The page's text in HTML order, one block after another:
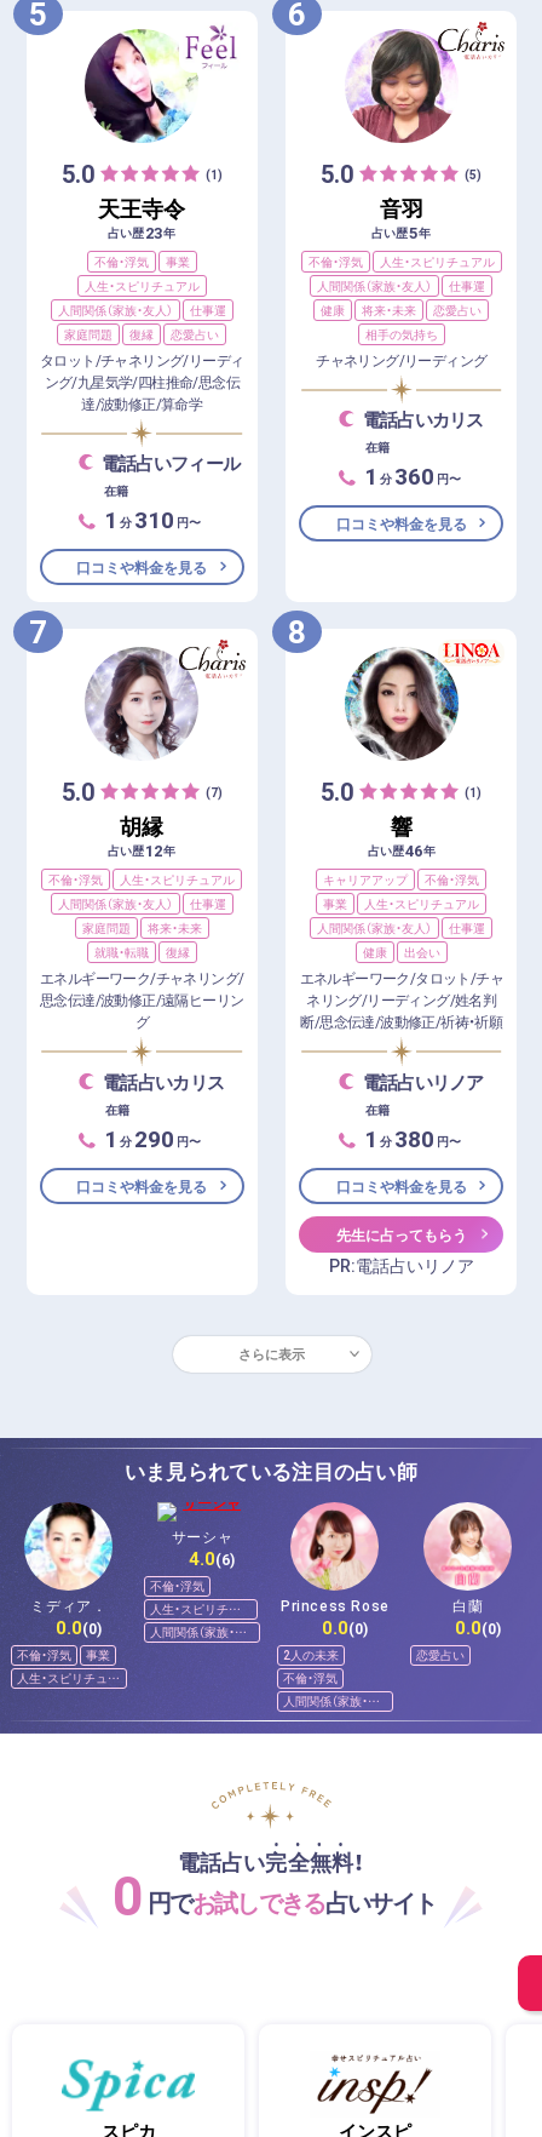
5
5.0 (1)
天王寺令
占い歴23年
不倫・浮気
事業
人生・スピリチュアル
人間関係（家族・友人）
仕事運
家庭問題
復縁 恋愛占い
タロット/チャネリング/リーディ
ング/九星気学/四柱推命/思念伝
達/波動修正/算命学
電話占いフィール
在籍
1 分 310 円〜
口コミや料金を見る
6
5.0 (5)
音羽
占い歴5年
不倫・浮気
人生・スピリチュアル
人間関係（家族・友人）
仕事運
健康
将来・未来
恋愛占い
相手の気持ち
チャネリング/リーディング
電話占いカリス
在籍
1 分 360 円〜
口コミや料金を見る
7
5.0 (7)
胡縁
占い歴12年
不倫・浮気
人生・スピリチュアル
人間関係（家族・友人）
仕事運
家庭問題
将来・未来
就職・転職
復縁
エネルギーワーク/チャネリング/
思念伝達/波動修正/遠隔ヒーリン
グ
電話占いカリス
在籍
1 分 290 円〜
口コミや料金を見る
8
5.0 (1)
響
占い歴46年
キャリアアップ
不倫・浮気
事業
人生・スピリチュアル
人間関係（家族・友人）
仕事運
健康
出会い
エネルギーワーク/タロット/チャ
ネリング/リーディング/姓名判
断/思念伝達/波動修正/祈祷・祈願
電話占いリノア
在籍
1 分 380 円〜
口コミや料金を見る
先生に占ってもらう
PR:電話占いリノア
さらに表示
いま見られている注目の占い師
ミディア．
0.0(0)
不倫・浮気
事業
人生・スピリチュア
ル
サーシャ
4.0(6)
不倫・浮気
人生・スピリチュ
アル
人間関係（家族・友
人）
Princess Rose
0.0(0)
2人の未来
不倫・浮気
人間関係（家族・友
人）
白蘭
0.0(0)
恋愛占い
電話占い完全無料！
0 円でお試しできる占いサイト
スピカ インスピ